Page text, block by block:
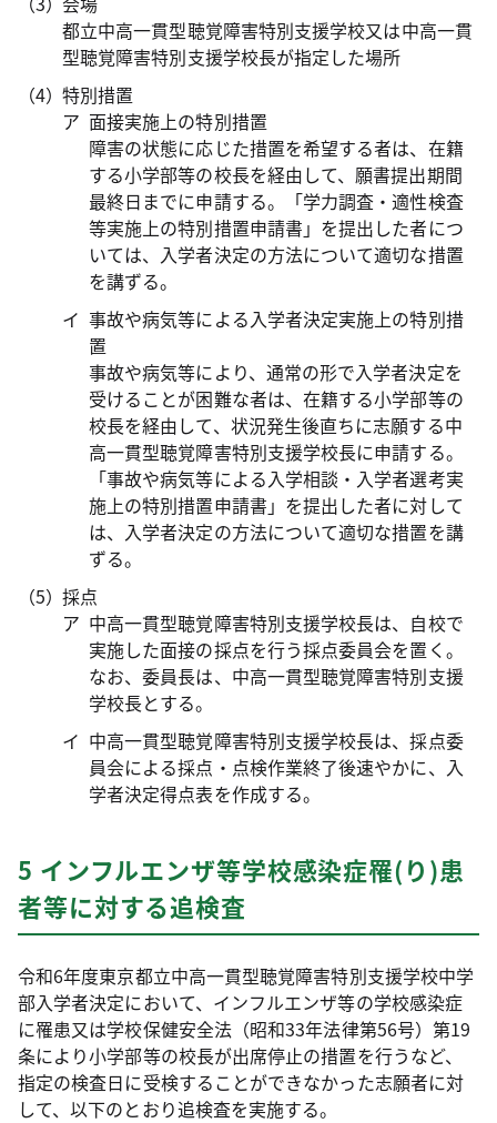
都立中高一貫型聴覚障害特別支援学校又は中高一貫
型聴覚障害特別支援学校長が指定した場所
特別措置
面接実施上の特別措置
障害の状態に応じた措置を希望する者は、在籍
する小学部等の校長を経由して、願書提出期間
最終日までに申請する。「学力調査・適性検査
等実施上の特別措置申請書」を提出した者につ
いては、入学者決定の方法について適切な措置
を講ずる。
事故や病気等による入学者決定実施上の特別措
置
事故や病気等により、通常の形で入学者決定を
受けることが困難な者は、在籍する小学部等の
校長を経由して、状況発生後直ちに志願する中
高一貫型聴覚障害特別支援学校長に申請する。
「事故や病気等による入学相談・入学者選考実
施上の特別措置申請書」を提出した者に対して
は、入学者決定の方法について適切な措置を講
ずる。
採点
中高一貫型聴覚障害特別支援学校長は、自校で
実施した面接の採点を行う採点委員会を置く。
なお、委員長は、中高一貫型聴覚障害特別支援
学校長とする。
中高一貫型聴覚障害特別支援学校長は、採点委
員会による採点・点検作業終了後速やかに、入
学者決定得点表を作成する。
5 インフルエンザ等学校感染症罹(り)患
者等に対する追検査
令和6年度東京都立中高一貫型聴覚障害特別支援学校中学
部入学者決定において、インフルエンザ等の学校感染症
に罹患又は学校保健安全法（昭和33年法律第56号）第19
条により小学部等の校長が出席停止の措置を行うなど、
指定の検査日に受検することができなかった志願者に対
して、以下のとおり追検査を実施する。